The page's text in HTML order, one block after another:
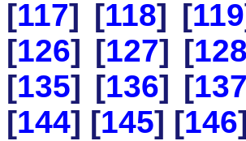
[117] [118] [119
[126] [127] [128
[135] [136] [137
[144] [145] [146